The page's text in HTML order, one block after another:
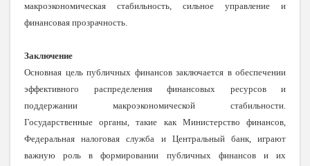
макроэкономическая стабильность, сильное управление и
финансовая прозрачность.
Заключение
Основная цель публичных финансов заключается в обеспечении
эффективного распределения финансовых ресурсов и
поддержании макроэкономической стабильности.
Государственные органы, такие как Министерство финансов,
Федеральная налоговая служба и Центральный банк, играют
важную роль в формировании публичных финансов и их